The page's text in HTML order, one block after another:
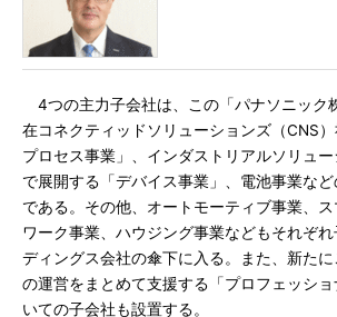
4つの主力子会社は、この「パナソニック
在コネクティッドソリューションズ（CNS
プロセス事業」、インダストリアルソリュ
で展開する「デバイス事業」、電池事業など
である。その他、オートモーティブ事業、
ワーク事業、ハウジング事業などもそれぞ
ディングス会社の傘下に入る。また、新た
の運営をまとめて支援する「プロフェッシ
いての子会社も設置する。